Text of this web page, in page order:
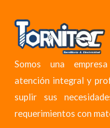
Somos una
atención integral y
suplir sus
requerimientos con